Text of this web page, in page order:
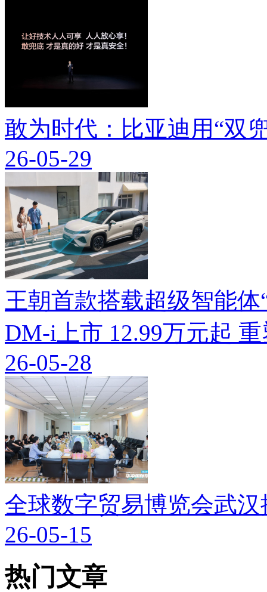
敢为时代：比亚迪用“双
26-05-29
王朝首款搭载超级智能
DM-i上市 12.99万元起
26-05-28
全球数字贸易博览会武
26-05-15
热门文章